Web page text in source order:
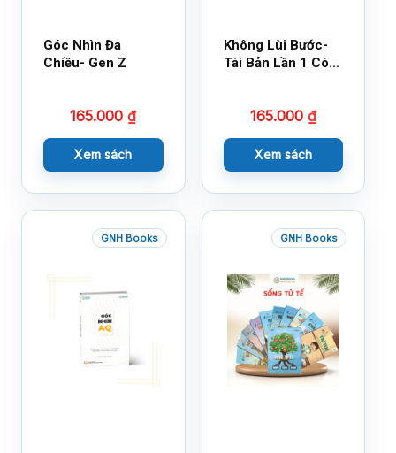
Góc Nhìn Đa
Chiều- Gen Z
165.000₫
Xem sách
Không Lùi Bước-
Tái Bản Lần 1 Có
165.000 ₫
Xem sách
GNH Books GNH Books